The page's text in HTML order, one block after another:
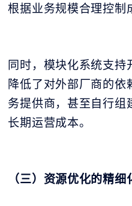
根据业务规模合理控制
同时，模块化系统支持
降低了对外部厂商的
务提供商，甚至自行组
长期运营成本。
（三）资源优化的精细